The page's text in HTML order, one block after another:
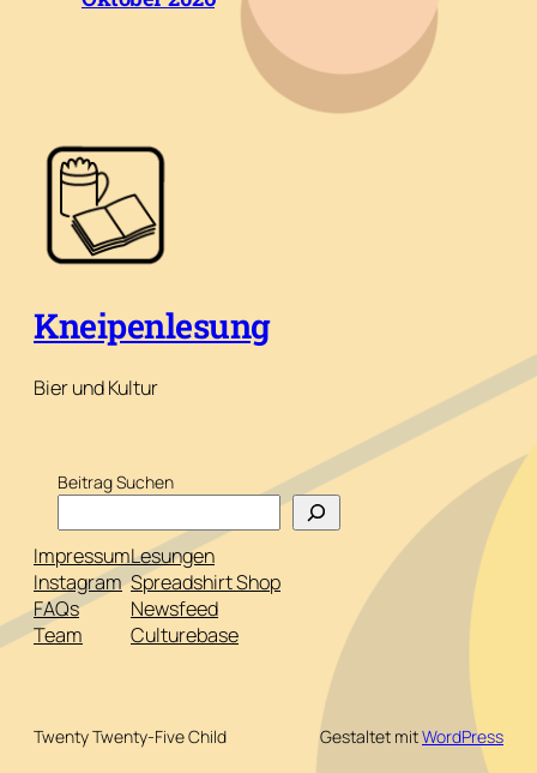
Kneipenlesung
Bier und Kultur
Beitrag Suchen
Impressum
Instagram
FAQs
Team
Lesungen
Spreadshirt Shop
Newsfeed
Culturebase
Twenty Twenty-Five Child Gestaltet mitWordPress